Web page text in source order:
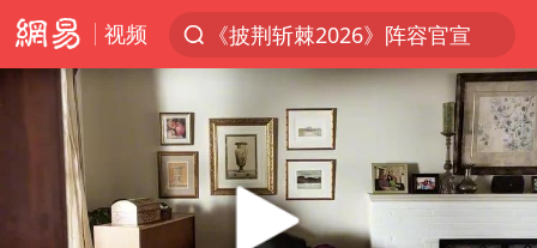
视频
《披荆斩棘2026》阵容官宣
夏日经济乘热而上 消费市场向新而行
于东来回应胖东来近25年老店年底关闭
见到女儿瞬间父亲眼里有了光
刘嘉玲晒与周星驰合照